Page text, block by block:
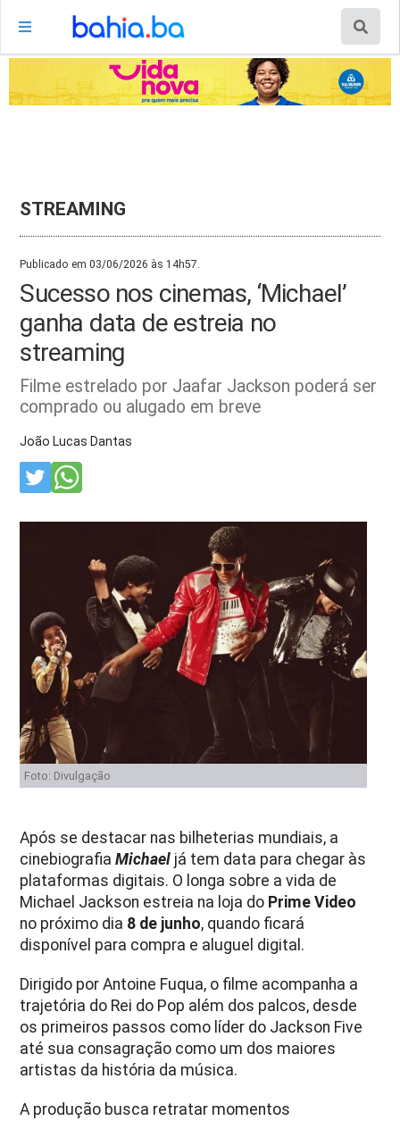
STREAMING
Publicado em 03/06/2026 às 14h57.
Sucesso nos cinemas, ‘Michael’
ganha data de estreia no
streaming
Filme estrelado por Jaafar Jackson poderá ser
comprado ou alugado em breve
João Lucas Dantas
Foto: Divulgação
Após se destacar nas bilheterias mundiais, a
cinebiografiaMichael já tem data para chegar às
plataformas digitais. O longa sobre a vida de
Michael Jackson estreia na loja do Prime Video
no próximo dia 8 de junho, quando ficará
disponível para compra e aluguel digital.
Dirigido por Antoine Fuqua, o filme acompanha a
trajetória do Rei do Pop além dos palcos, desde
os primeiros passos como líder do Jackson Five
até sua consagração como um dos maiores
artistas da história da música.
A produção busca retratar momentos